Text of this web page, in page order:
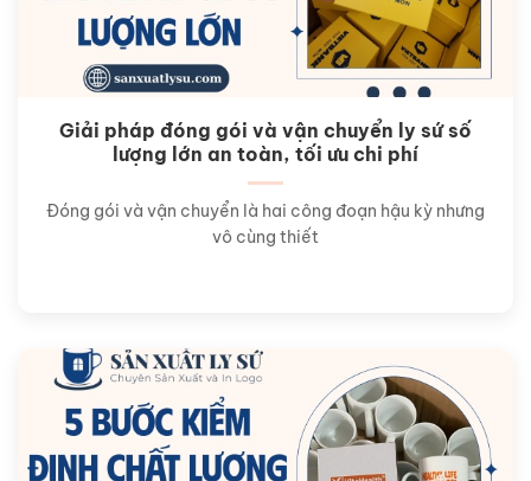
Giải pháp đóng gói và vận chuyển ly sứ số
lượng lớn an toàn, tối ưu chi phí
Đóng gói và vận chuyển là hai công đoạn hậu kỳ nhưng
vô cùng thiết